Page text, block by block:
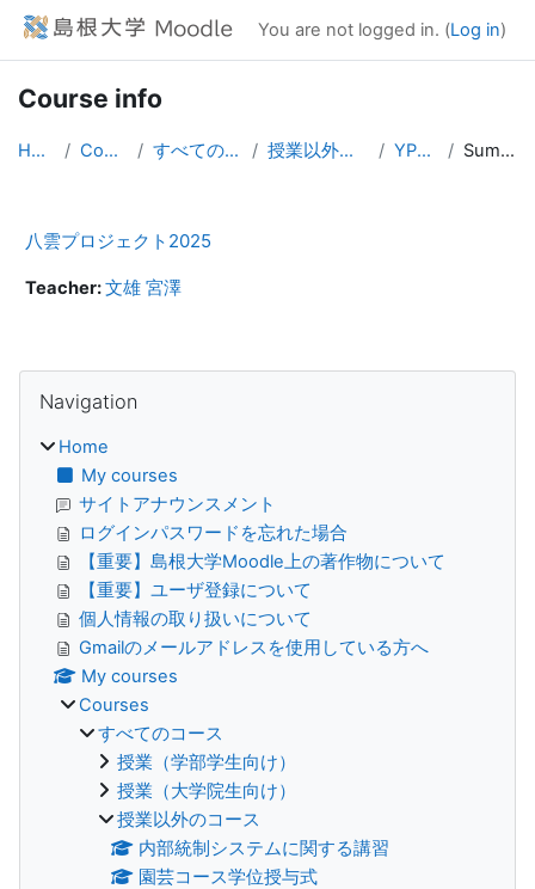
Skip to main content
You are not logged in. (Log in)
Course info
Home Courses すべてのコース 授業以外のコース YP2025 Summary
八雲プロジェクト2025
Teacher:文雄 宮澤
Blocks
Navigation
Home
My courses
サイトアナウンスメント
ログインパスワードを忘れた場合
【重要】島根大学Moodle上の著作物について
【重要】ユーザ登録について
個人情報の取り扱いについて
Gmailのメールアドレスを使用している方へ
My courses
Courses
すべてのコース
授業（学部学生向け）
授業（大学院生向け）
授業以外のコース
内部統制システムに関する講習
園芸コース学位授与式